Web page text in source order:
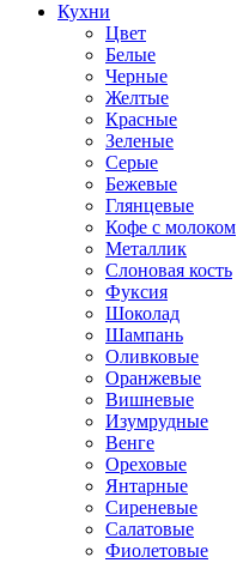
Кухни
Цвет
Белые
Черные
Желтые
Красные
Зеленые
Серые
Бежевые
Глянцевые
Кофе с молоком
Металлик
Слоновая кость
Фуксия
Шоколад
Шампань
Оливковые
Оранжевые
Вишневые
Изумрудные
Венге
Ореховые
Янтарные
Сиреневые
Салатовые
Фиолетовые